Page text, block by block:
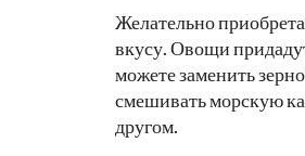
Желательно
вкусу. Овощи
можете заменить
смешивать морскую
другом.